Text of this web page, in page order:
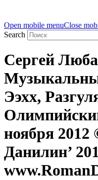
Open mobile menuClose
Search
Сергей
Ээхх,
ноября
Данилин’